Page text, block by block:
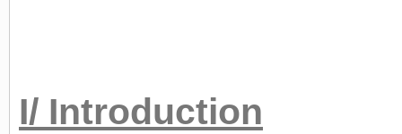
I/ Introduction